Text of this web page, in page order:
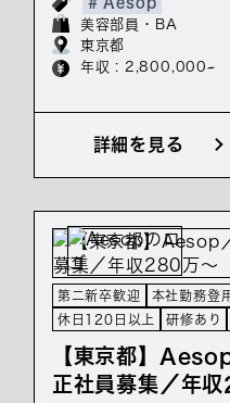
# Aesop
美容部員・BA
東京都
年収 : 2,800,000~
詳細を見る
第二新卒歓迎 本社勤務登
休日120日以上
研修あり
【東京都】
正社員募集／年